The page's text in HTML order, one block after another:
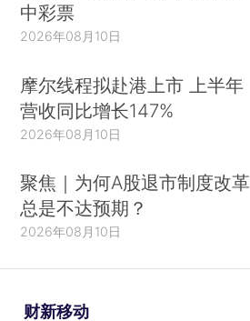
中彩票
2026年08月10日
摩尔线程拟赴港上市 上半年
营收同比增长147%
2026年08月10日
聚焦｜为何A股退市制度改革
总是不达预期？
2026年08月10日
财新移动